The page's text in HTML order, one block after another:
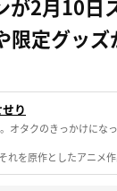
が2月10日
限定グッズ
り
オタクのきっかけにな
れを原作としたアニメ作